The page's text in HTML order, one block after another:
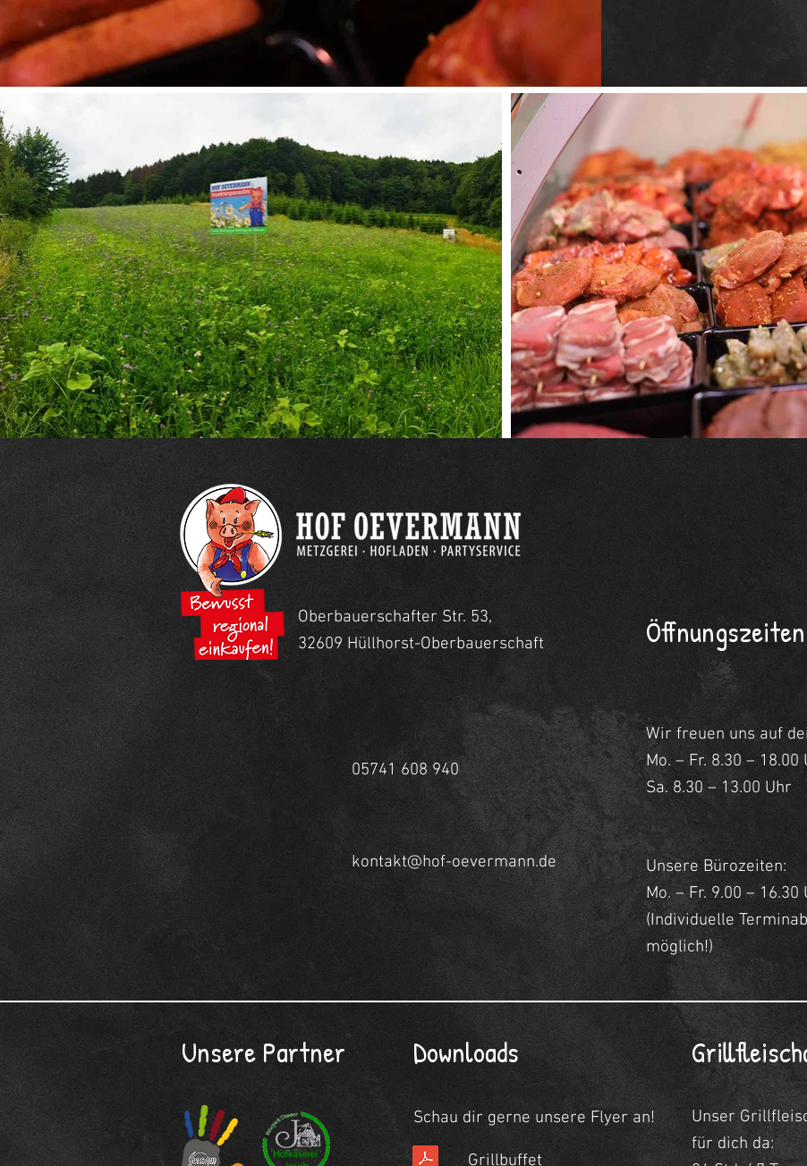
Oberbauerschafter Str. 53,
32609 Hüllhorst-Oberbauerschaft
05741 608 940
kontakt@hof-oevermann.de
Wir freuen uns auf
Mo. – Fr. 8.30 – 18.00
Sa. 8.30 – 13.00 Uhr
Unsere Bürozeiten:
Mo. – Fr. 9.00 – 16.30
(Individuelle
möglich!)
Unsere Partner Downloads
Schau dir gerne unsere Flyer an!
Grillbuffet
Unser
für dich da: